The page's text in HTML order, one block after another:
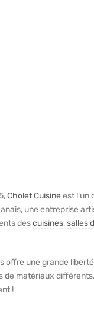
Cholet Cuisine est l’un
une entreprise
descuisines,salles
offre une grande
de matériaux
!